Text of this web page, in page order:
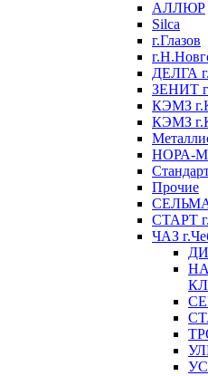
АЛЛЮР
Silca
г.Глазов
ДЕЛГА
ЗЕНИТ
КЭМЗ
КЭМЗ
НОРА-М
Прочие
СТАРТ
ЧАЗ